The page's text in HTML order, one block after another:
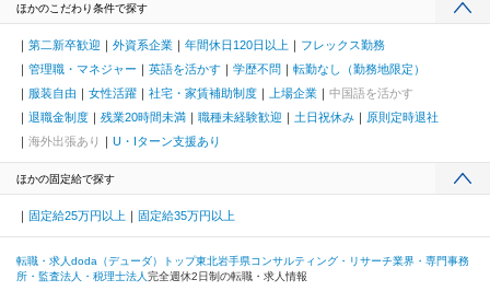
ほかのこだわり条件で探す
第二新卒歓迎 外資系企業 年間休日120日以上
フレックス勤務
管理職・マネジャー
英語を活かす 学歴不問
転勤なし（勤務地限定）
服装自由
女性活躍 社宅・家賃補助制度 上場企業
中国語を活かす
退職金制度
残業20時間未満 職種未経験歓迎 土日祝休み
原則定時退社
海外出張あり
U・Iターン支援あり
ほかの固定給で探す
固定給25万円以上 固定給35万円以上
転職・求人doda（デューダ）トップ東北岩手県コンサルティング・リサーチ業界・専門事務
所・監査法人・税理士法人 完全週休2日制の転職・求人情報